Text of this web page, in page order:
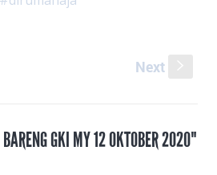
Next
GKI MY 12 OKTOBER 2020"